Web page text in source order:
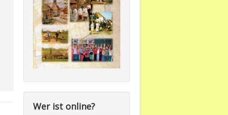
Wer ist online?